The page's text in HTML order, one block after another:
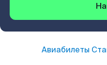
Авиабилеты